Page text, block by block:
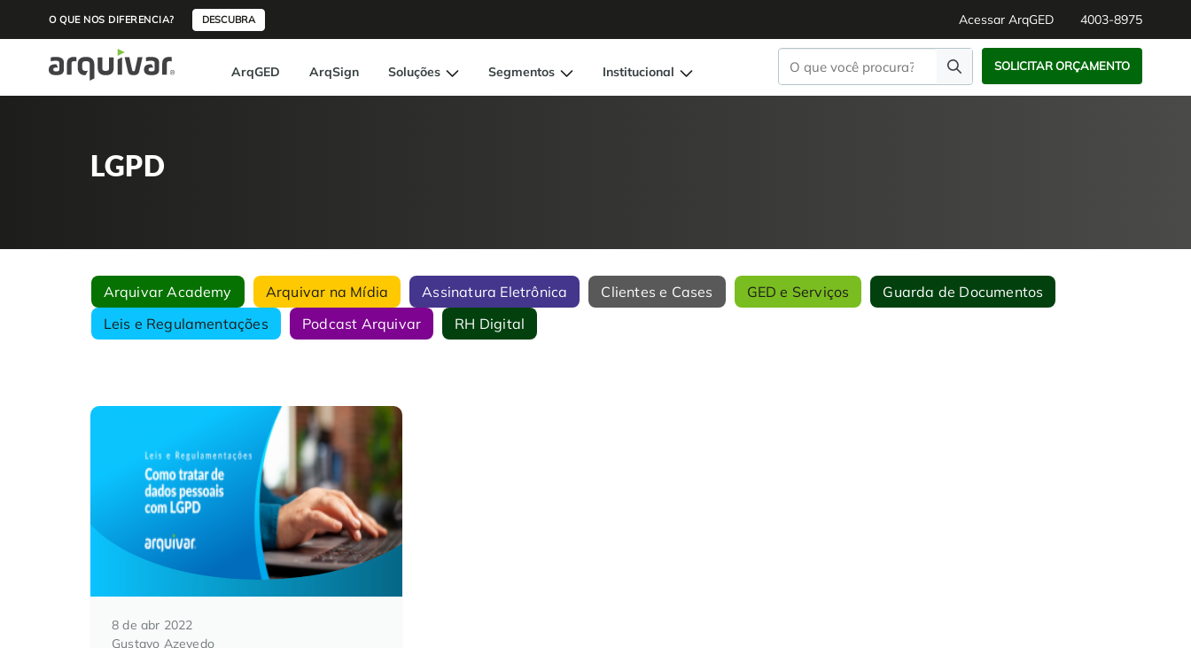
O QUE NOS DIFERENCIA? DESCUBRA Acessar ArqGED 4003-8975
ArqGED ArqSign Soluções Segmentos Institucional SOLICITAR ORÇAMENTO
LGPD
Arquivar Academy Arquivar na Mídia Assinatura Eletrônica Clientes e Cases GED e Serviços
Guarda de Documentos
Leis e Regulamentações
Podcast Arquivar RH Digital
8 de abr 2022
Gustavo Azevedo